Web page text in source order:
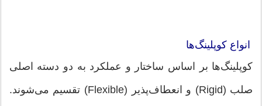
انواع کوپلینگ‌ها
کوپلینگ‌ها بر اساس ساختار و عملکرد به دو دسته اصلی
صلب (Rigid) و انعطاف‌پذیر (Flexible) تقسیم می‌شوند.